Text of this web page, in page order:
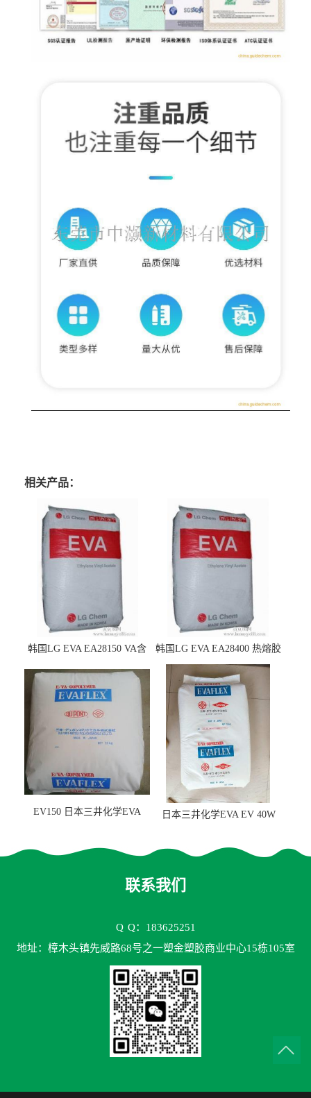
相关产品：
韩国LG EVA EA28150 VA含
韩国LG EVA EA28400 热熔胶
级 VA含量28 熔指400
EV150 日本三井化学EVA
日本三井化学EVA EV 40W
联系我们
Q Q：183625251
地址：樟木头镇先威路68号之一塑金塑胶商业中心15栋105室